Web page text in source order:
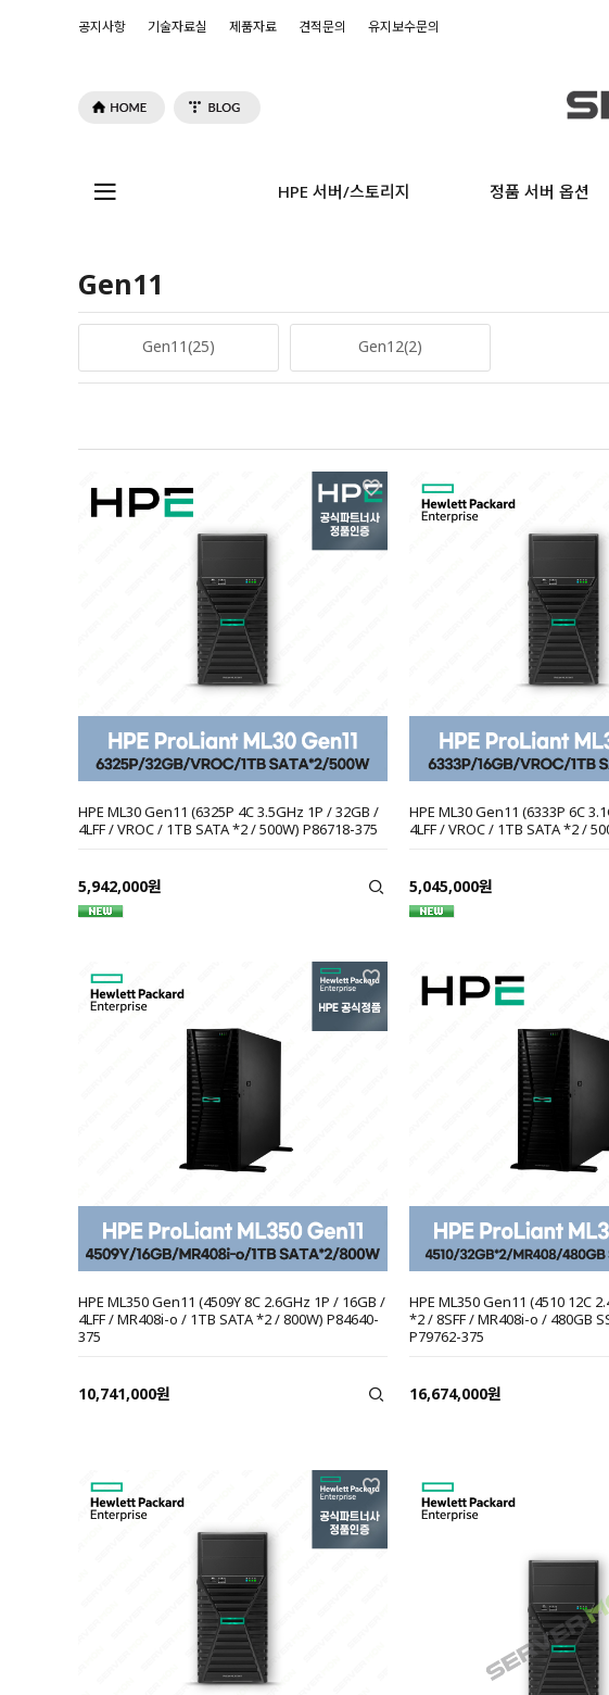
공지사항 기술자료실 제품자료 견적문의 유지보수문의
HPE 서버/스토리지 정품 서버 옵션
Gen11
Gen11(25) Gen12(2)
HPE ML30 Gen11 (6325P 4C 3.5GHz 1P / 32GB /
4LFF / VROC / 1TB SATA *2 / 500W) P86718-375
5,942,000원
HPE ML30 Gen11 (6333P 6C
4LFF / VROC / 1TB SATA *2 /
5,045,000원
HPE ML350 Gen11 (4509Y 8C 2.6GHz 1P / 16GB /
4LFF / MR408i-o / 1TB SATA *2 / 800W) P84640-
375
10,741,000원
HPE ML350 Gen11 (4510 12C
*2 / 8SFF / MR408i-o / 480GB
P79762-375
16,674,000원